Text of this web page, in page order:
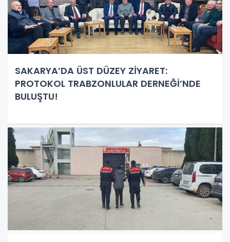
SAKARYA’DA ÜST DÜZEY ZİYARET:
PROTOKOL TRABZONLULAR DERNEĞİ’NDE
BULUŞTU!